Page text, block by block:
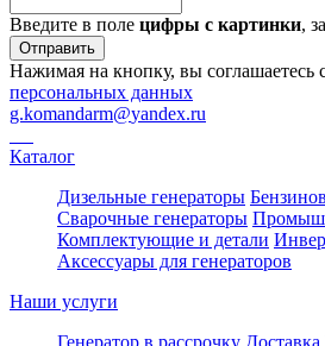
Введите в поле цифры c картинки,
Отправить
Нажимая на кнопку, вы соглашаетесь
персональных данных
g.komandarm@yandex.ru
Каталог
Дизельные генераторы
Сварочные генераторы
Комплектующие и детали
Аксессуары для генераторов
Наши услуги